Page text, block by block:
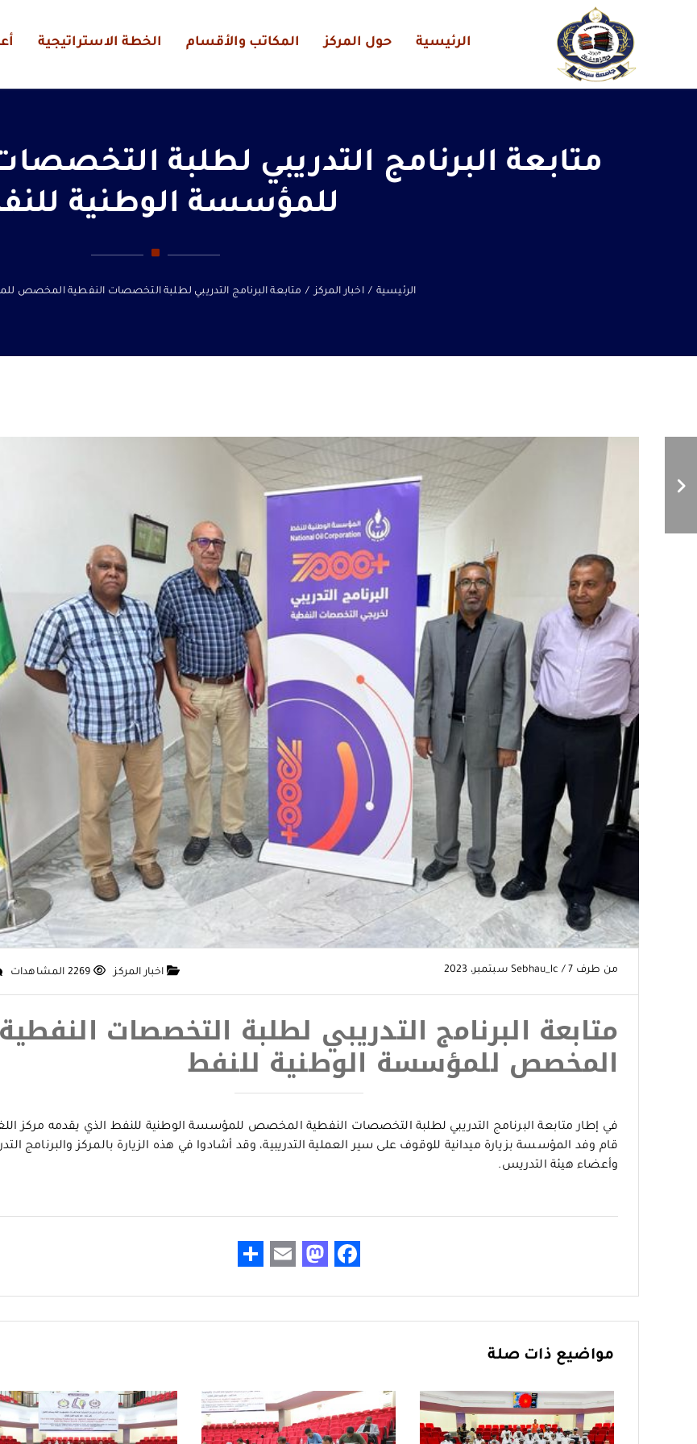
الرئيسية حول المركز المكاتب والأقسام الخطة الاستراتيجية
متابعة البرنامج التدريبي لطلبة
للمؤسسة الوطنية
الرئيسية / اخبار المركز / متابعة البرنامج التدريبي لطلبة التخصصات النفطية المخصص
احتضان مركز اللغات
لفعاليات ورشة عمل توعوية
من طرف Sebhau_lc / 7 سبتمبر، 2023 اخبار المركز
متابعة البرنامج التدريبي لطلبة التخصصات النفطية
المخصص للمؤسسة الوطنية للنفط
في إطار متابعة البرنامج التدريبي لطلبة التخصصات النفطية المخصص للمؤسسة الوطنية للنفط الذي يقدمه مركز
قام وفد المؤسسة بزيارة ميدانية للوقوف على سير العملية التدريبية، وقد أشادوا في هذه الزيارة بالمركز والبرنامج
وأعضاء هيئة التدريس.
Fa
b
M
to
E
ail
ar
مواضيع ذات صلة